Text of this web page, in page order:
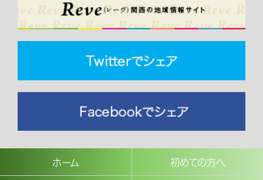
ホーム 初めての方へ